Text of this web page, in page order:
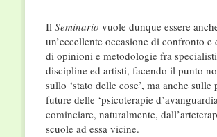
Il Seminario vuole dunque essere
un’eccellente occasione di confronto e
di opinioni e metodologie fra
discipline ed artisti, facendo il punto
sullo ‘stato delle cose’, ma anche sulle
future delle ‘psicoterapie
cominciare, naturalmente,
scuole ad essa vicine.